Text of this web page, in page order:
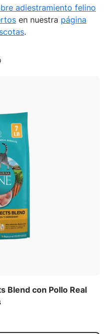
adiestramiento felino
en nuestra página
.
Blend con Pollo Real